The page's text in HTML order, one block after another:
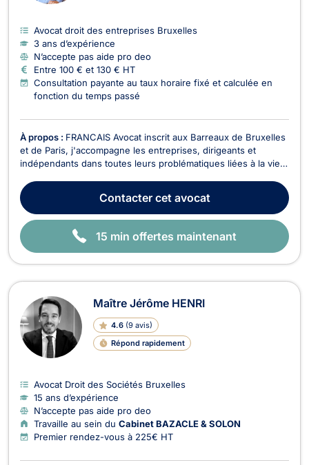
Avocat droit des entreprises Bruxelles
3 ans d’expérience
N’accepte pas aide pro deo
Entre 100 € et 130 € HT
Consultation payante au taux horaire fixé et calculée en
fonction du temps passé
À propos : FRANCAIS Avocat inscrit aux Barreaux de Bruxelles
et de Paris, j'accompagne les entreprises, dirigeants et
indépendants dans toutes leurs problématiques liées à la vie
je mets mon expertise au service de mes clients avec deux
engagements constants : réactivité e...
Contactercet avocat
15 min offertes maintenant
Maître Jérôme HENRI
4.6 (9 avis)
Répond rapidement
Avocat Droit des Sociétés Bruxelles
15 ans d’expérience
N’accepte pas aide pro deo
Travaille au sein du Cabinet BAZACLE & SOLON
Premier rendez-vous à 225€ HT